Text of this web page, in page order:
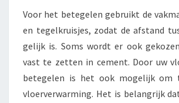
Voor het betegelen gebruikt de
en tegelkruisjes, zodat de afstand
gelijk is. Soms wordt er ook
vast te zetten in cement. Door uw
betegelen is het ook mogelijk om
vloerverwarming. Het is belangrijk